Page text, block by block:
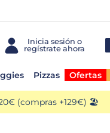
Pizzas Ofertas
(compras +129€) 🏖️